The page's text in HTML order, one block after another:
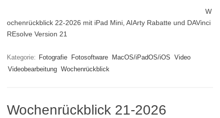
W
ochenrückblick 22-2026 mit iPad Mini, AIArty Rabatte und DAVinci
REsolve Version 21
Kategorie: Fotografie Fotosoftware MacOS/iPadOS/iOS Video
Videobearbeitung Wochenrückblick
Wochenrückblick 21-2026